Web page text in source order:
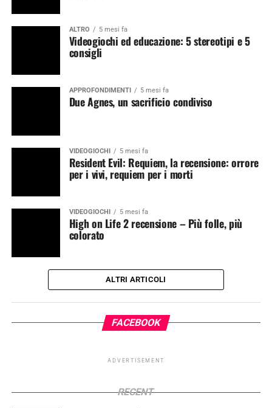
ALTRO 5 mesi fa
Videogiochi ed educazione: 5 stereotipi e 5
consigli
APPROFONDIMENTI 5 mesi fa
Due Agnes, un sacrificio condiviso
VIDEOGIOCHI 5 mesi fa
Resident Evil: Requiem, la recensione: orrore
per i vivi, requiem per i morti
VIDEOGIOCHI 5 mesi fa
High on Life 2 recensione – Più folle, più
colorato
ALTRI ARTICOLI
FACEBOOK
ADVERTISEMENT
RECENT